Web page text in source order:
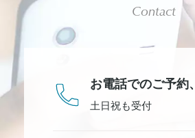
Contact
お電話でのご予約、
土日祝も受付